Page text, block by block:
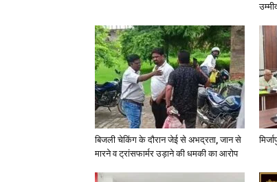
बिजली चेकिंग के दौरान जेई से अभद्रता, जान से
मारने व ट्रांसफार्मर उड़ाने की धमकी का आरोप